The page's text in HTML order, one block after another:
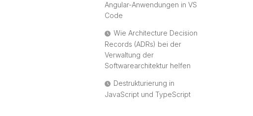
Angular-Anwendungen in VS
Code
Wie Architecture Decision
Records (ADRs) bei der
Verwaltung der
Softwarearchitektur helfen
Destrukturierung in
JavaScript und TypeScript